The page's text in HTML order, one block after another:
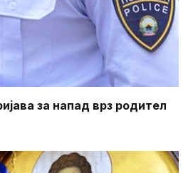
за напад врз родител